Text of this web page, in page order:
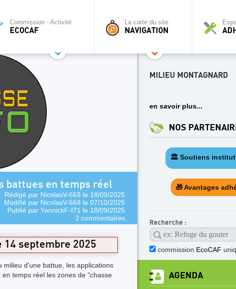
Commission - Activité
ECOCAF
La carte du site
NAVIGATION
battues en temps réel
Rédigé par NicolasV-668 le 18/09/2025
Modifié par NicolasV-668 le 07/10/2025
Publié par YannickF-f71 le 18/09/2025
2 commentaires
14 septembre 2025
milieu d'une battue, les applications
temps réel les zones de "chasse
MILIEU MONTAGNARD
en savoir plus...
NOS
🏛️ Soutiens
🎁 Avantages
Recherche :
commission EcoCAF
AGENDA